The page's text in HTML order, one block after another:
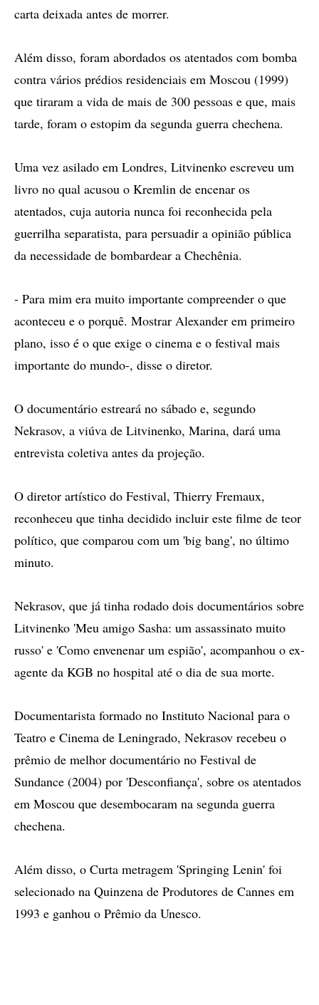
carta deixada antes de morrer.
Além disso, foram abordados os atentados com bomba
contra vários prédios residenciais em Moscou (1999)
que tiraram a vida de mais de 300 pessoas e que, mais
tarde, foram o estopim da segunda guerra chechena.
Uma vez asilado em Londres, Litvinenko escreveu um
livro no qual acusou o Kremlin de encenar os
atentados, cuja autoria nunca foi reconhecida pela
guerrilha separatista, para persuadir a opinião pública
da necessidade de bombardear a Chechênia.
- Para mim era muito importante compreender o que
aconteceu e o porquê. Mostrar Alexander em primeiro
plano, isso é o que exige o cinema e o festival mais
importante do mundo-, disse o diretor.
O documentário estreará no sábado e, segundo
Nekrasov, a viúva de Litvinenko, Marina, dará uma
entrevista coletiva antes da projeção.
O diretor artístico do Festival, Thierry Fremaux,
reconheceu que tinha decidido incluir este filme de teor
político, que comparou com um 'big bang', no último
minuto.
Nekrasov, que já tinha rodado dois documentários sobre
Litvinenko 'Meu amigo Sasha: um assassinato muito
russo' e 'Como envenenar um espião', acompanhou o ex-
agente da KGB no hospital até o dia de sua morte.
Documentarista formado no Instituto Nacional para o
Teatro e Cinema de Leningrado, Nekrasov recebeu o
prêmio de melhor documentário no Festival de
Sundance (2004) por 'Desconfiança', sobre os atentados
em Moscou que desembocaram na segunda guerra
chechena.
Além disso, o Curta metragem 'Springing Lenin' foi
selecionado na Quinzena de Produtores de Cannes em
1993 e ganhou o Prêmio da Unesco.